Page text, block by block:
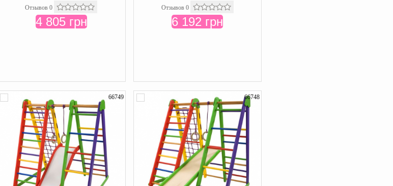
Отзывов 0
4 805 грн
Отзывов 0
6 192 грн
66749 66748